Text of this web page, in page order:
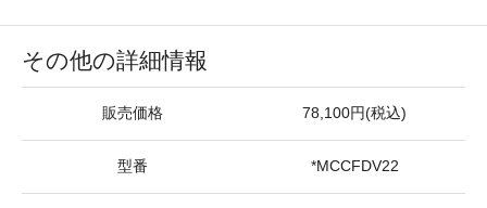
その他の詳細情報
販売価格 78,100円(税込)
型番 *MCCFDV22